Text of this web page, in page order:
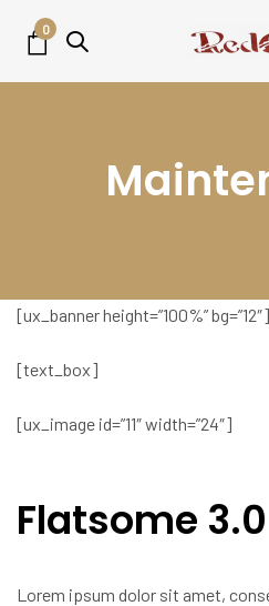
links
0
[ux_banner height=”100%” bg=”12″]
[text_box]
[ux_image id=”11″ width=”24″]
Flatsome 3.0
Lorem ipsum dolor sit amet,